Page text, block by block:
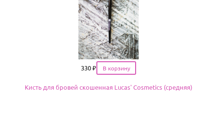
Цена
330 ₽
Кисть для бровей скошенная Lucas' Cosmetics (средняя)